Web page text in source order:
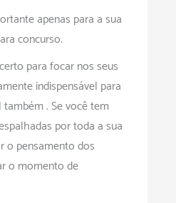
apenas para a sua
concurso.
para focar nos seus
indispensável para
. Se você tem
por toda a sua
o pensamento dos
o momento de